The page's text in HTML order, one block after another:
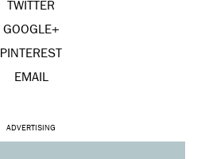
TWITTER
GOOGLE+
PINTEREST
EMAIL
ADVERTISING